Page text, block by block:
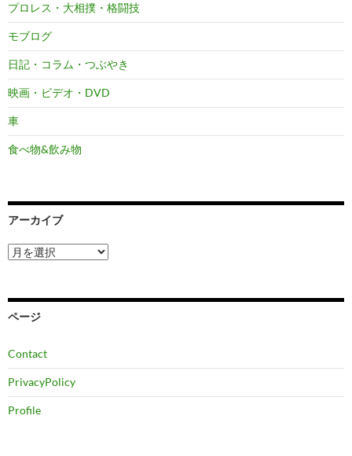
プロレス・大相撲・格闘技
モブログ
日記・コラム・つぶやき
映画・ビデオ・DVD
車
食べ物&飲み物
アーカイブ
ア
ー
ブ
ページ
Contact
PrivacyPolicy
Profile